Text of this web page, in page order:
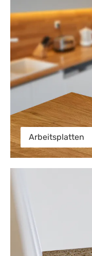
Arbeitsplatten